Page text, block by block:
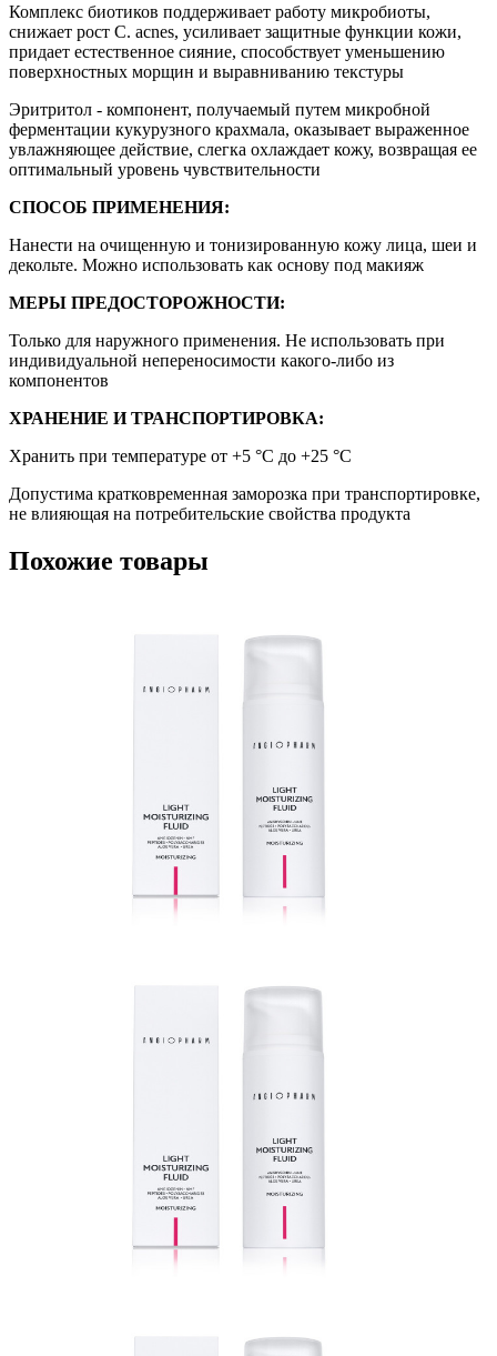
Комплекс биотиков поддерживает работу микробиоты,
снижает рост C. acnes, усиливает защитные функции кожи,
придает естественное сияние, способствует уменьшению
поверхностных морщин и выравниванию текстуры
Эритритол - компонент, получаемый путем микробной
ферментации кукурузного крахмала, оказывает выраженное
увлажняющее действие, слегка охлаждает кожу, возвращая ее
оптимальный уровень чувствительности
СПОСОБ ПРИМЕНЕНИЯ:
Нанести на очищенную и тонизированную кожу лица, шеи и
декольте. Можно использовать как основу под макияж
МЕРЫ ПРЕДОСТОРОЖНОСТИ:
Только для наружного применения. Не использовать при
индивидуальной непереносимости какого-либо из
компонентов
ХРАНЕНИЕ И ТРАНСПОРТИРОВКА:
Хранить при температуре от +5 °C до +25 °C
Допустима кратковременная заморозка при транспортировке,
не влияющая на потребительские свойства продукта
Похожие товары